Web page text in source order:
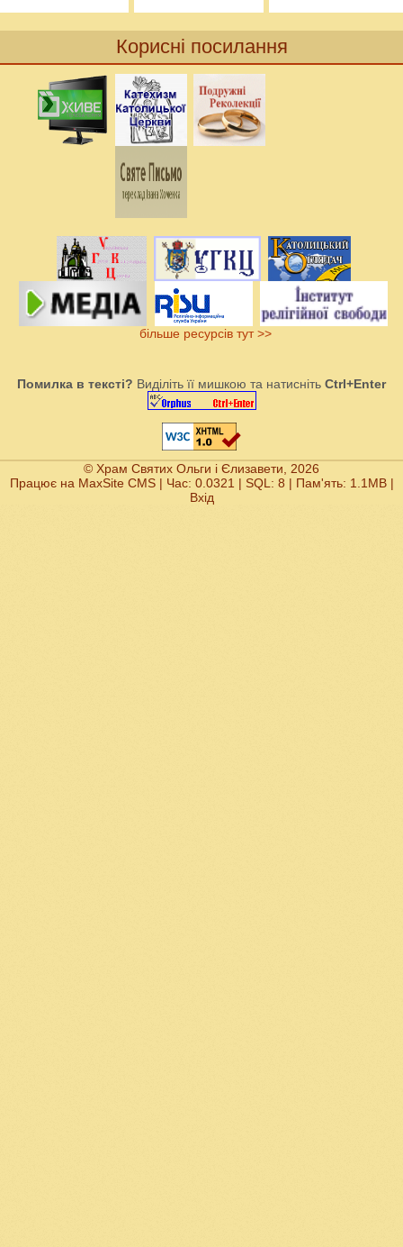
Корисні посилання
більше ресурсів тут >>
Помилка в тексті? Виділіть її мишкою та натисніть Ctrl+Enter
© Храм Святих Ольги і Єлизавети, 2026
Працює на MaxSite CMS| Час: 0.0321 | SQL: 8 | Пам'ять: 1.1MB|
Вхід